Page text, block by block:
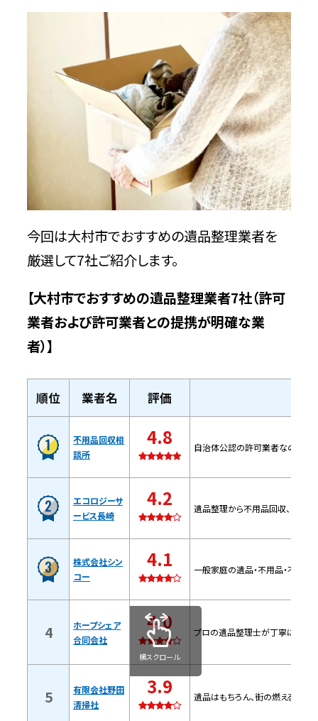
遺品整理士の資格は必須ではない
大村市でおすすめの遺品整理業者7選
不用品回収相談所【大村市の許可業者が
エコロジーサービス長崎【大村市の許可
特徴
株式会社シンコー【大村市の許可業者】
特徴
問い合わせ時の基本情報
ホープシェア合同会社【大村市の許可業
者】
特徴
問い合わせ時の基本情報
有限会社野田清掃社【大村市の許可業
特徴
今回は大村市でおすすめの遺品整理業者を
厳選して7社ご紹介します。
【大村市でおすすめの遺品整理業者7社（許可
業者および許可業者との提携が明確な業
者）】
順位 業者名 評価
不用品回収相
談所
4.8 自治体公認の許可業者なので任
エコロジーサ
ービス長崎
4.2 遺品整理から不用品回収、引越
株式会社シン
コー
4.1 一般家庭の遺品・不用品・不燃
4
ホープシェア
合同会社
4.0 プロの遺品整理士が丁寧に作業
5
有限会社野田
清掃社
3.9 遺品はもちろん、街の燃えるゴミ
横スクロール